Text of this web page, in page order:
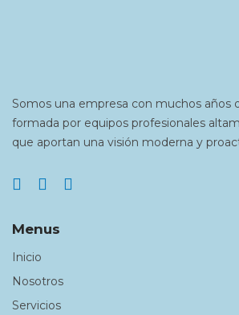
Somos una empresa con muchos años
formada por equipos profesionales
que aportan una visión moderna y
Menus
Inicio
Nosotros
Servicios